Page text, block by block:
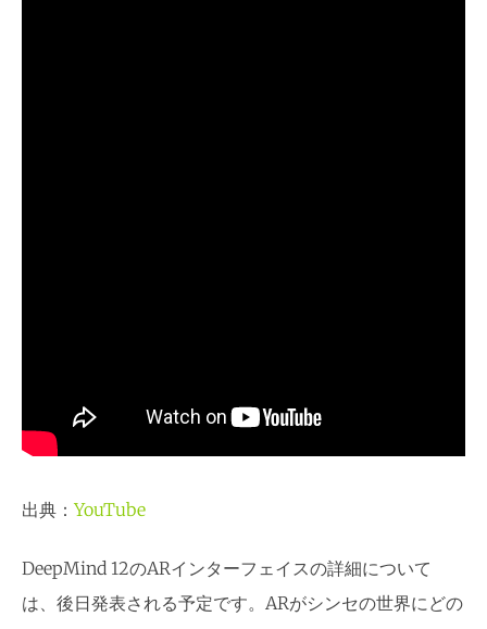
出典：YouTube
DeepMind 12のARインターフェイスの詳細について
は、後日発表される予定です。ARがシンセの世界にどの